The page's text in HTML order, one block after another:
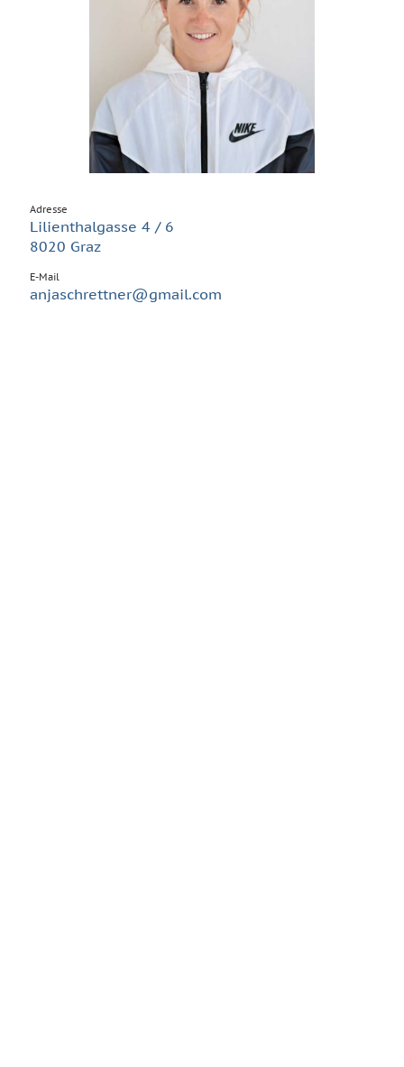
Adresse
Lilienthalgasse 4 / 6
8020 Graz
E-Mail
anjaschrettner@gmail.com